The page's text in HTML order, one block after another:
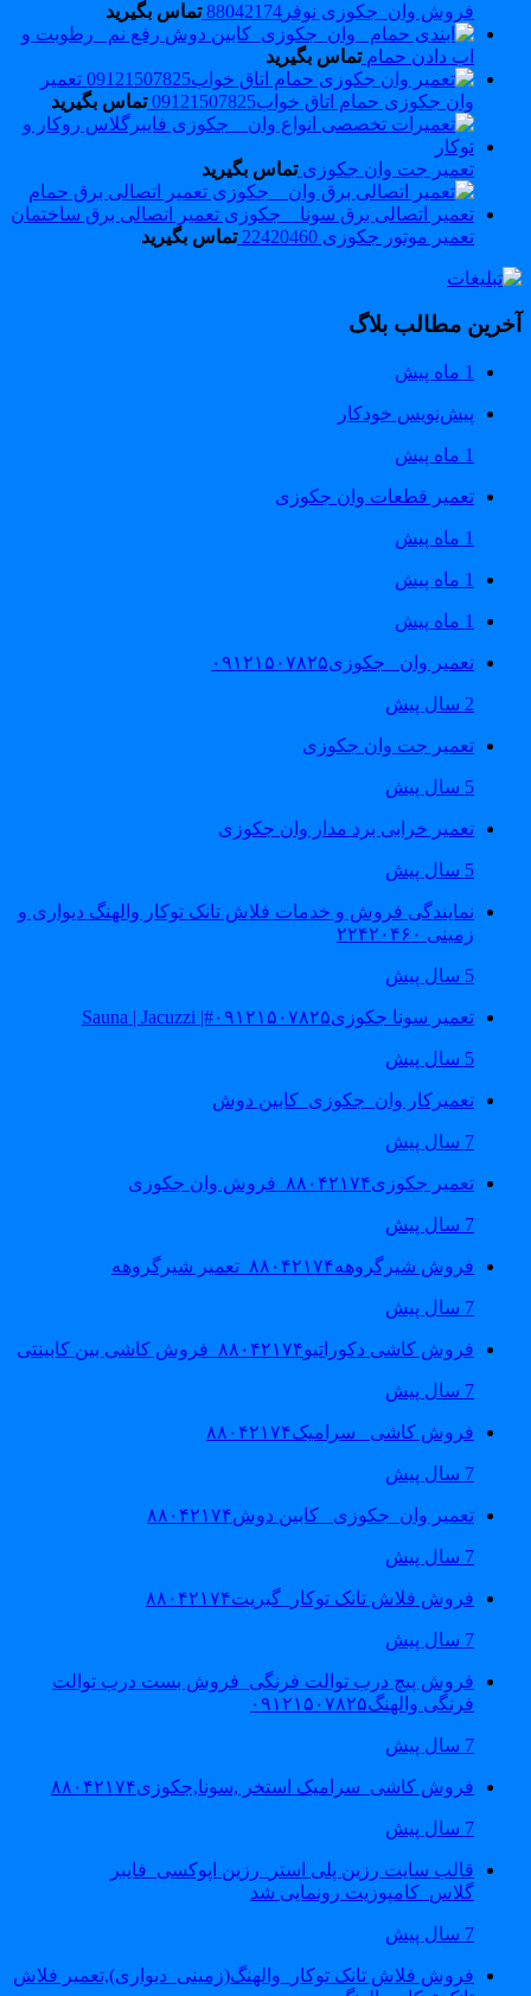
فروش وان_جکوزی نوفر88042174
تماس بگیرید
رفع نم _رطوبت و
اب دادن حمام تماس بگیرید
تعمیر
وان جکوزی حمام اتاق خواب09121507825
تماس بگیرید
تعمیر جت وان جکوزی تماس بگیرید
تعمیر موتور جکوزی 22420460 تماس بگیرید
مطالب بلاگ
1 ماه پیش
پیش‌نویس خودکار
تعمیر قطعات وان جکوزی
1 ماه پیش
1 ماه پیش
تعمیر وان _جکوزی۰۹۱۲۱۵۰۷۸۲۵
تعمیر جت وان جکوزی
تعمیر خرابی برد مدار وان جکوزی
نمایندگی فروش و خدمات فلاش تانک توکار والهنگ دیواری و
زمینی ۲۲۴۲۰۴۶۰
تعمیر سونا جکوزی۰۹۱۲۱۵۰۷۸۲۵#| Sauna | Jacuzzi
تعمیرکار وان_جکوزی_کابین دوش
تعمیر جکوزی۸۸۰۴۲۱۷۴_فروش وان جکوزی
فروش شیرگروهه۸۸۰۴۲۱۷۴_تعمیر شیرگروهه
فروش کاشی دکوراتیو۸۸۰۴۲۱۷۴_فروش کاشی بین کابینتی
فروش کاشی _سرامیک۸۸۰۴۲۱۷۴
تعمیر وان_جکوزی_ کابین دوش۸۸۰۴۲۱۷۴
فروش فلاش تانک توکار_گبریت۸۸۰۴۲۱۷۴
فروش پیچ درب توالت فرنگی_فروش بست درب توالت
فرنگی والهنگ۰۹۱۲۱۵۰۷۸۲۵
فروش کاشی_سرامیک استخر ,سونا,جکوزی۸۸۰۴۲۱۷۴
قالب سایت رزین پلی استر_رزین اپوکسی_فایبر
گلاس_کامپوزیت رونمایی شد
فروش فلاش تانک توکار_والهنگ(زمینی_دیواری),تعمیر فلاش